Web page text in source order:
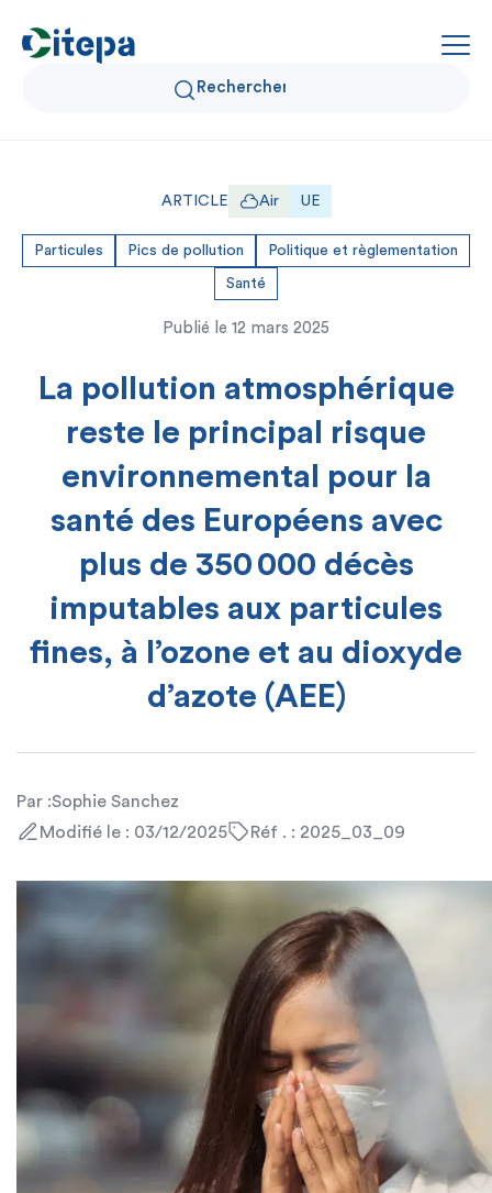
Qui sommes-nous ?
Données Air et Climat
ARTICLE Air UE
Particules Pics de pollution Politique et règlementation
Santé
Publié le 12 mars 2025
La pollution atmosphérique
reste le principal risque
environnemental pour la
santé des Européens avec
plus de 350 000 décès
imputables aux particules
fines, à l’ozone et au dioxyde
d’azote (AEE)
Par :Sophie Sanchez
Modifié le : 03/12/2025
Réf . : 2025_03_09